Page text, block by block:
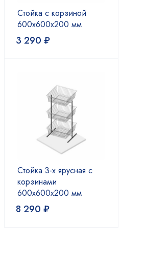
Стойка с корзиной
600x600x200 мм
3 290 ₽
Стойка 3-х ярусная с
корзинами
600x600x200 мм
8 290 ₽